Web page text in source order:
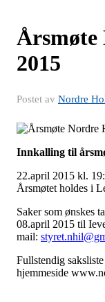
Årsmøte
2015
Postet av Nordre
Innkalling til
22.april 2015 kl.
Årsmøtet holdes i
Saker som ønskes
08.april 2015 til
mail:
Fullstendig
hjemmeside